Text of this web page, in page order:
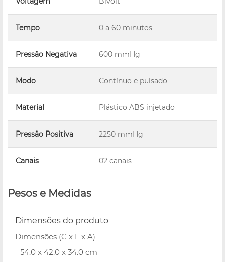
Tempo 0 a 60 minutos
Pressão Negativa 600 mmHg
Modo Contínuo e pulsado
Material Plástico ABS injetado
Pressão Positiva 2250 mmHg
Canais 02 canais
Pesos e Medidas
Dimensões do produto
Dimensões (C x L x A)
54.0 x 42.0 x 34.0 cm